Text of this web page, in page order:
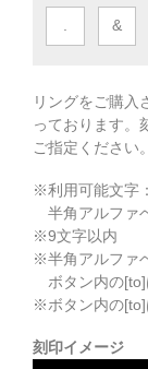
&
リングをご購入
っております。
ご指定ください。
※利用可能文字：
半角アルファ
※9文字以内
※半角アルファ
ボタン内の[to]
※ボタン内の[to]
刻印イメージ